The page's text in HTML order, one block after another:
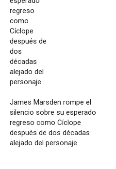
James Marsden rompe el
silencio sobre su esperado
regreso como Cíclope
después de dos décadas
alejado del personaje